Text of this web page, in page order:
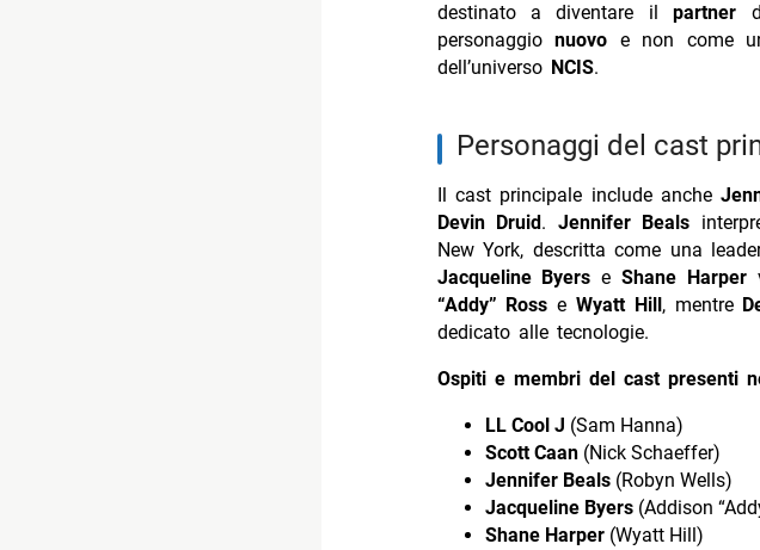
destinato a diventare ilpartner
personaggionuovo e non come
dell’universo NCIS.
personaggi del cast
Il cast principale include anche
Devin Druid. Jennifer Beals
New York, descritta come una
Jacqueline Byers eShane Harper
“Addy” Ross e Wyatt Hill, mentre
dedicato alle tecnologie.
Ospiti e membri del cast presenti
LL Cool J (Sam Hanna)
Scott Caan(Nick Schaeffer)
Jennifer Beals(Robyn Wells)
Jacqueline Byers(Addison
Shane Harper(Wyatt Hill)